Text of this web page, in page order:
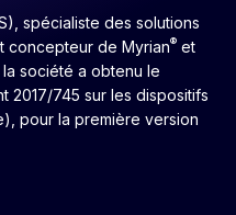
spécialiste des solutions
concepteur de Myrian® et
la société a obtenu le
2017/745 sur les dispositifs
pour la première version